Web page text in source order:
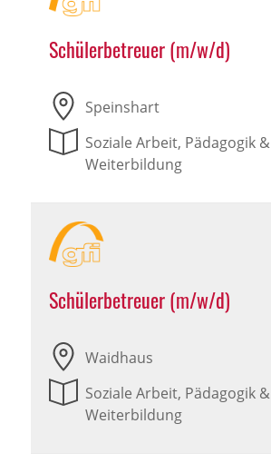
Schülerbetreuer (m/w/d)
Speinshart
Soziale Arbeit, Pädagogik &
Weiterbildung
Schülerbetreuer (m/w/d)
Waidhaus
Soziale Arbeit, Pädagogik &
Weiterbildung